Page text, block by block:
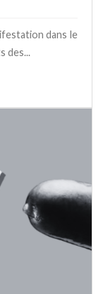
dans le
des...